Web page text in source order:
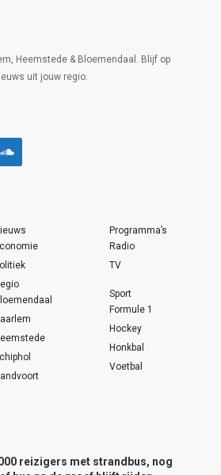
Heemstede & Bloemendaal. Blijf op
uit jouw regio.
Programma’s
Radio
TV
Sport
Formule 1
Hockey
Honkbal
Voetbal
reizigers met strandbus, nog